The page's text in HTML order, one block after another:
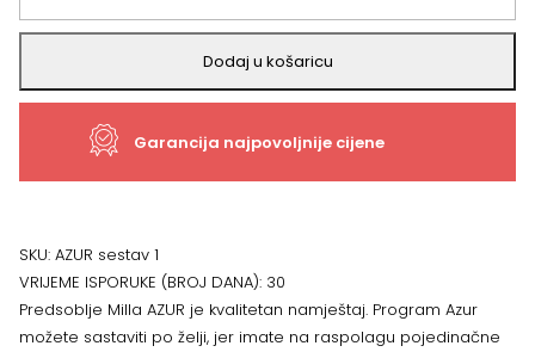
Milla
AZUR,
količina
Dodaj u košaricu
Garancija najpovoljnije cijene
SKU: AZUR sestav 1
VRIJEME ISPORUKE (BROJ DANA): 30
Predsoblje Milla AZUR je kvalitetan namještaj. Program Azur
možete sastaviti po želji, jer imate na raspolagu pojedinačne